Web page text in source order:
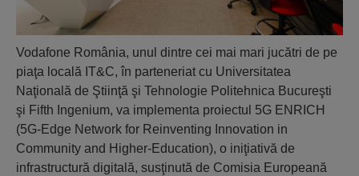
Vodafone România, unul dintre cei mai mari jucătri de pe
piaţa locală IT&C, în parteneriat cu Universitatea
Naţională de Ştiinţă şi Tehnologie Politehnica Bucureşti
şi Fifth Ingenium, va implementa proiectul 5G ENRICH
(5G-Edge Network for Reinventing Innovation in
Community and Higher-Education), o iniţiativă de
infrastructură digitală, susţinută de Comisia Europeană